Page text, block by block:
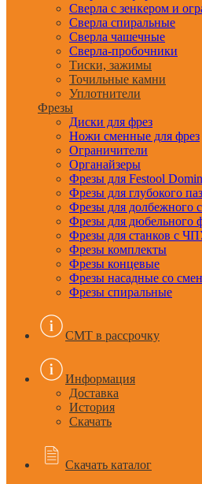
Сверла с зенкером и
Сверла спиральные
Сверла чашечные
Сверла-пробочники
Тиски, зажимы
Точильные камни
Уплотнители
Фрезы
Диски для фрез
Ножи сменные для фрез
Ограничители
Органайзеры
Фрезы для Festool
Фрезы для глубокого
Фрезы для долбежного
Фрезы для дюбельного
Фрезы для станков с
Фрезы комплекты
Фрезы концевые
Фрезы насадные со
Фрезы спиральные
CMT в рассрочку
Информация
Доставка
История
Скачать
Скачать каталог